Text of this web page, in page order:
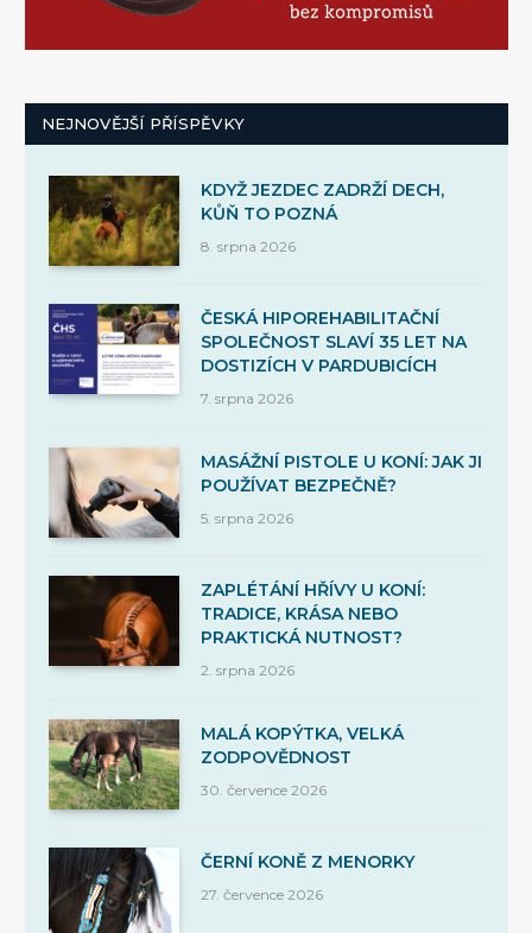
NEJNOVĚJŠÍ PŘÍSPĚVKY
KDYŽ JEZDEC ZADRŽÍ DECH,
KŮŇ TO POZNÁ
8. srpna 2026
ČESKÁ HIPOREHABILITAČNÍ
SPOLEČNOST SLAVÍ 35 LET NA
DOSTIZÍCH V PARDUBICÍCH
7. srpna 2026
MASÁŽNÍ PISTOLE U KONÍ: JAK JI
POUŽÍVAT BEZPEČNĚ?
5. srpna 2026
ZAPLÉTÁNÍ HŘÍVY U KONÍ:
TRADICE, KRÁSA NEBO
PRAKTICKÁ NUTNOST?
2. srpna 2026
MALÁ KOPÝTKA, VELKÁ
ZODPOVĚDNOST
30. července 2026
ČERNÍ KONĚ Z MENORKY
27. července 2026